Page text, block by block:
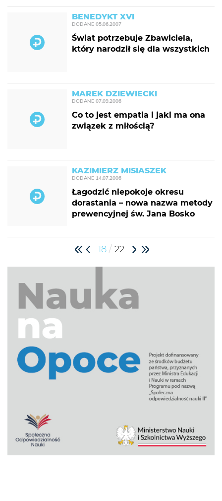
BENEDYKT XVI
DODANE 05.06.2007
Świat potrzebuje Zbawiciela,
który narodził się dla wszystkich
MAREK DZIEWIECKI
DODANE 07.09.2006
Co to jest empatia i jaki ma ona
związek z miłością?
KAZIMIERZ MISIASZEK
DODANE 14.07.2006
Łagodzić niepokoje okresu
dorastania – nowa nazwa metody
prewencyjnej św. Jana Bosko
18 / 22